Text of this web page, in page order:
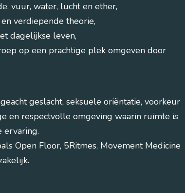
vuur, water, lucht en ether,
verdiepende theorie,
dagelijkse leven,
op een prachtige plek omgeven door
geslacht, seksuele oriëntatie, voorkeur
en respectvolle omgeving waarin ruimte is
ervaring.
Open Floor, 5Ritmes, Movement Medicine